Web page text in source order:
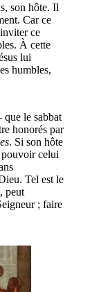
son hôte. Il
Car ce
ce
À cette
lui
humbles,
que le sabbat
honorés par
. Si son hôte
celui
Tel est le
peut
; faire